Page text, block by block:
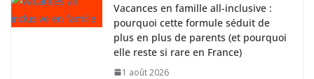
Vacances en famille all-inclusive :
pourquoi cette formule séduit de
plus en plus de parents (et pourquoi
elle reste si rare en France)
1 août 2026